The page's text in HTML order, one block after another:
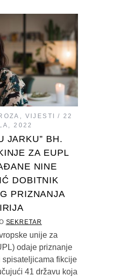
, VIJESTI
22
2022
JARKU” BH.
ZA EUPL
NINE
DOBITNIK
PRIZNANJA
SEKRETAR
unije za
odaje priznanje
spisateljicama fikcije
41 državu koja